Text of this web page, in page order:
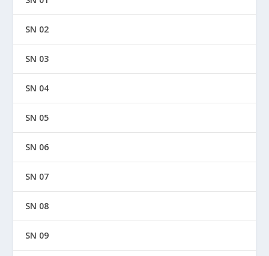
SN 02
SN 03
SN 04
SN 05
SN 06
SN 07
SN 08
SN 09